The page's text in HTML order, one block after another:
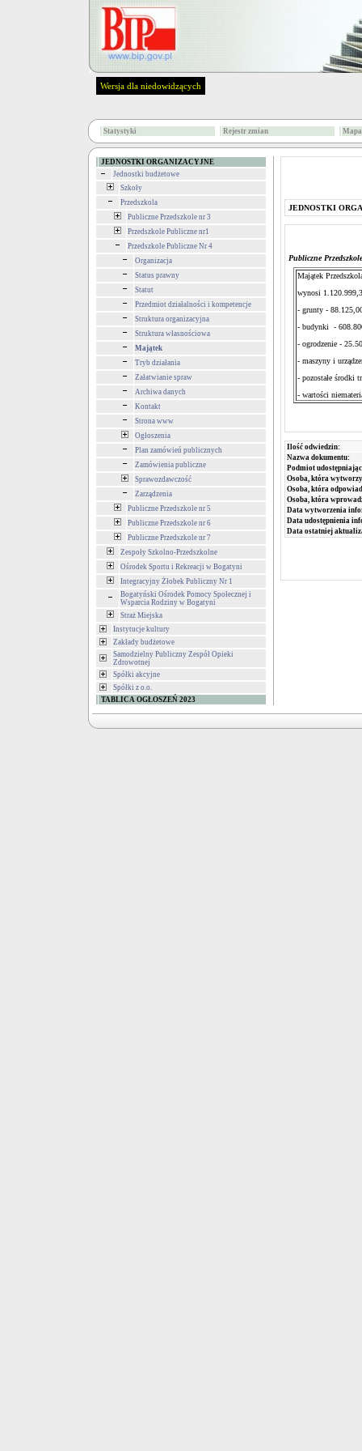
Wersja dla niedowidzących
Statystyki Rejestr zmian
JEDNOSTKI ORGANIZACYJNE
Jednostki budżetowe
Szkoły
Przedszkola
Publiczne Przedszkole nr 3
Przedszkole Publiczne nr1
Przedszkole Publiczne Nr 4
Organizacja
Status prawny
Statut
Przedmiot działalności i kompetencje
Struktura organizacyjna
Struktura własnościowa
Majątek
Tryb działania
Załatwianie spraw
Archiwa danych
Kontakt
Strona www
Ogłoszenia
Plan zamówień publicznych
Zamówienia publiczne
Sprawozdawczość
Zarządzenia
Publiczne Przedszkole nr 5
Publiczne Przedszkole nr 6
Publiczne Przedszkole nr 7
Zespoły Szkolno-Przedszkolne
Ośrodek Sportu i Rekreacji w Bogatyni
Integracyjny Żłobek Publiczny Nr 1
Bogatyński Ośrodek Pomocy Społecznej i
Wsparcia Rodziny w Bogatyni
Straż Miejska
Instytucje kultury
Zakłady budżetowe
Samodzielny Publiczny Zespół Opieki
Zdrowotnej
Spółki akcyjne
Spółki z o.o.
TABLICA OGŁOSZEŃ 2023
JEDNOSTKI
Publiczne
Majątek
wynosi
- grunty -
- budynki -
- ogrodzenie -
- maszyny i
- pozostałe środki
- wartości
Ilość odwiedzin:
Nazwa dokumentu:
Podmiot
Osoba, która
Osoba, która
Osoba, która
Data wytworzenia
Data udostępnienia
Data ostatniej